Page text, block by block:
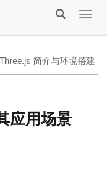
Three.js 简介与环境搭建